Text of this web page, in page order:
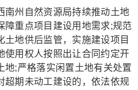
州自然资源局持续推动土地
障重点项目建设用地需求;规范
土地供后监管，实施建设项目
使用权人按照出让合同约定开
地;严格落实闲置土地有关处置
超期未动工建设的，依法依规